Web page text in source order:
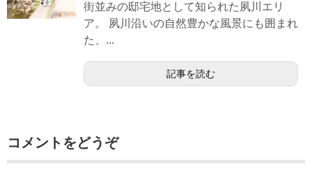
街並みの邸宅地として知られた夙川エリ
ア。 夙川沿いの自然豊かな風景にも囲まれ
た、...
記事を読む
コメントをどうぞ